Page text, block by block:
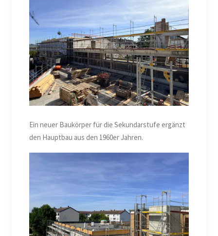
Ein neuer Baukörper für die Sekundarstufe ergänzt
den Hauptbau aus den 1960er Jahren.